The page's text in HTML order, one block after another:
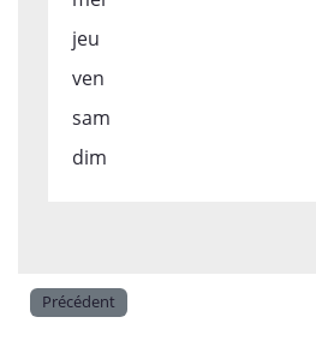
jeu
ven
sam
dim
Précédent